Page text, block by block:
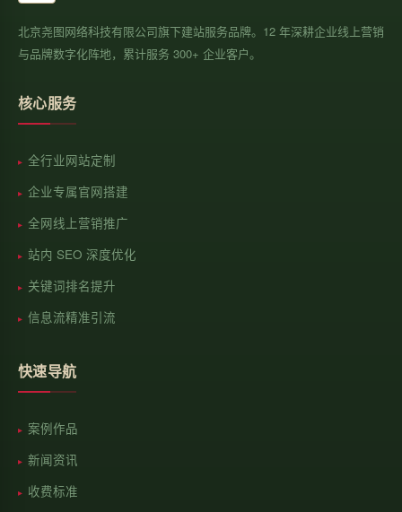
北京尧图网络科技有限公司旗下建站服务品牌。12 年深耕企业线上营销
与品牌数字化阵地，累计服务 300+ 企业客户。
核心服务
全行业网站定制
企业专属官网搭建
全网线上营销推广
站内 SEO 深度优化
关键词排名提升
信息流精准引流
快速导航
案例作品
新闻资讯
收费标准